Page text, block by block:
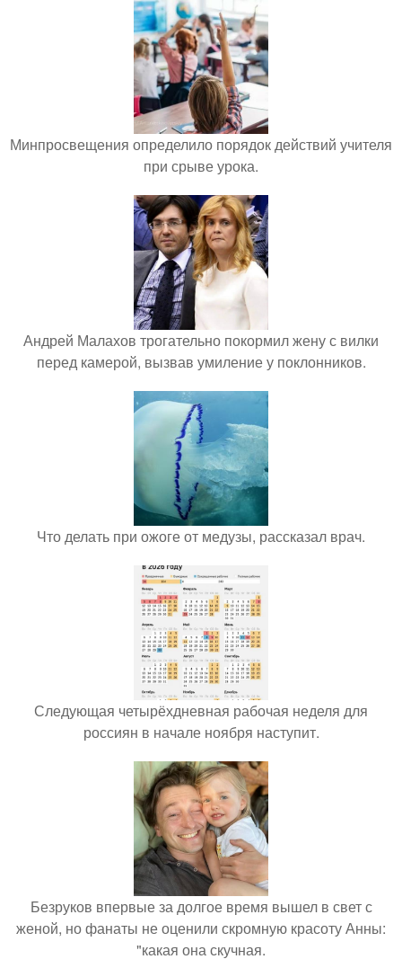
Минпросвещения определило порядок действий учителя
при срыве урока.
Андрей Малахов трогательно покормил жену с вилки
перед камерой, вызвав умиление у поклонников.
Что делать при ожоге от медузы, рассказал врач.
Следующая четырёхдневная рабочая неделя для
россиян в начале ноября наступит.
Безруков впервые за долгое время вышел в свет с
женой, но фанаты не оценили скромную красоту Анны:
"какая она скучная.